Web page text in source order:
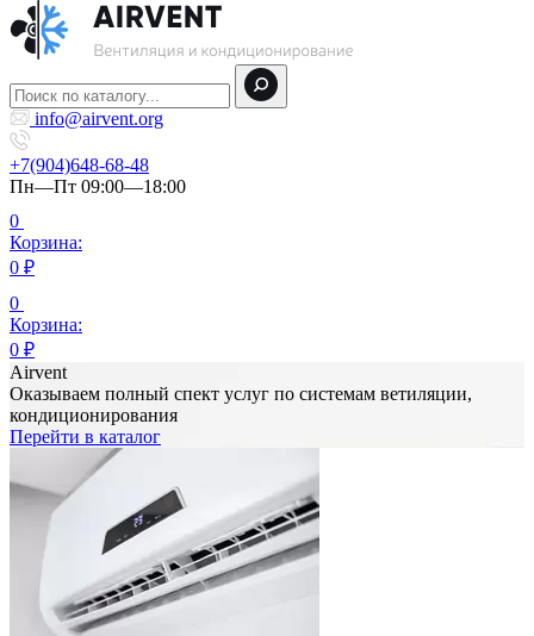
info@airvent.org
+7(904)648-68-48
Пн—Пт 09:00—18:00
0
Корзина:
0 ₽
0
Корзина:
0 ₽
Airvent
Оказываем полный спект услуг по системам ветиляции,
кондиционирования
Перейти в каталог